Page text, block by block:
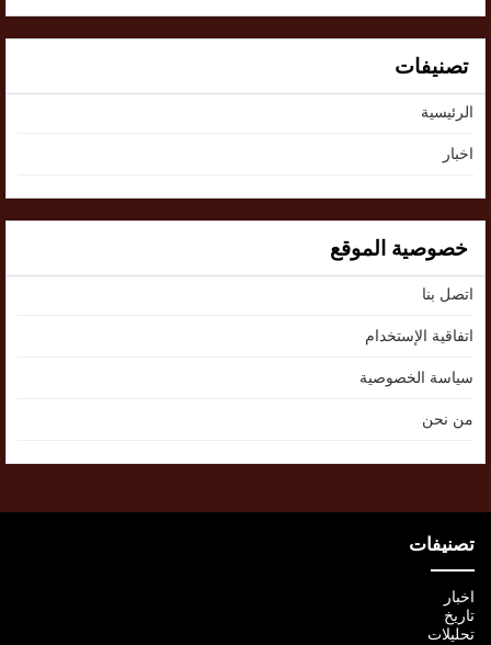
تصنيفات
الرئيسية
اخبار
خصوصية الموقع
اتصل بنا
اتفاقية الإستخدام
سياسة الخصوصية
من نحن
تصنيفات
اخبار
تاريخ
تحليلات